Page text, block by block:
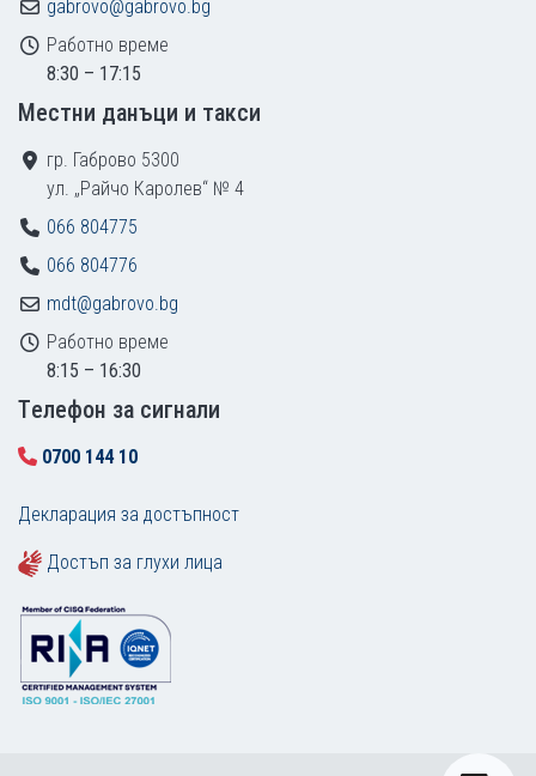
gabrovo@gabrovo.bg
Работно време
8:30 – 17:15
Местни данъци и такси
гр. Габрово 5300
ул. „Райчо Каролев“ № 4
066 804775
066 804776
mdt@gabrovo.bg
Работно време
8:15 – 16:30
Tелефон за сигнали
0700 144 10
Декларация за достъпност
Достъп за глухи лица